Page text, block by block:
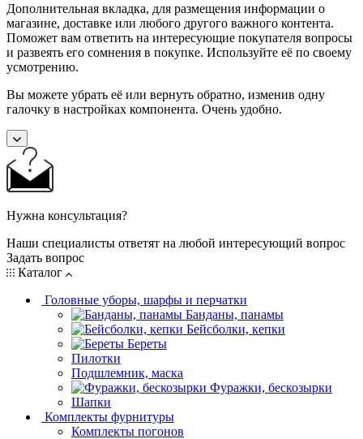
Дополнительная вкладка, для размещения информации о
магазине, доставке или любого другого важного контента.
Поможет вам ответить на интересующие покупателя вопросы
и развеять его сомнения в покупке. Используйте её по своему
усмотрению.
Вы можете убрать её или вернуть обратно, изменив одну
галочку в настройках компонента. Очень удобно.
Нужна консультация?
Наши специалисты ответят на любой интересующий вопрос
Задать вопрос
Каталог
Головные уборы, шарфы и перчатки
Банданы, панамы
Бейсболки, кепки
Береты
Пилотки
Подшлемник, маска
Фуражки, бескозырки
Шапки
Комплекты фурнитуры
Комплекты погонов